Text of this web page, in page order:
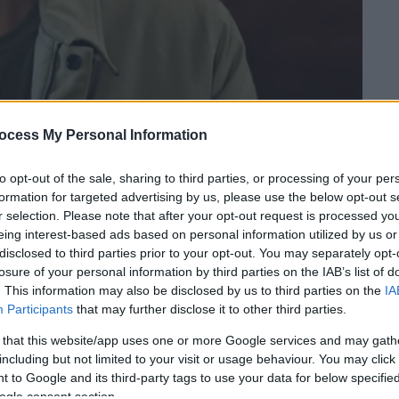
My Personal Information
opt-out of the sale, sharing to third parties, or processing of your
for targeted advertising by us, please use the below opt-out
selection. Please note that after your opt-out request is processed
interest-based ads based on personal information utilized by us
to third parties prior to your opt-out. You may separately
of your personal information by third parties on the IAB’s list of
This information may also be disclosed by us to third parties on the
Participants that may further disclose it to other third parties.
that this website/app uses one or more Google services and may
but not limited to your visit or usage behaviour. You may
to Google and its third-party tags to use your data for below
consent section.
το ΕΘΝΟΣ στη Google
του λογαριασμό στο Facebook,
ο οποίος έγινε γνωστός στο ευρύ κοινό
Άγριες Μέλισσες», αποκάλυψε ότι
η σύζυγός του,Βάλια
εγκυμοσύνης. Να κλείνεις μια συμφωνία
χέρια και δύο μήνες μετά, ύστερα από